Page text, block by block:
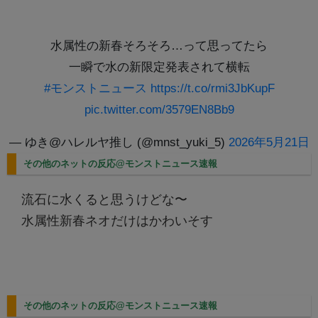
水属性の新春そろそろ…って思ってたら
一瞬で水の新限定発表されて横転
#モンストニュース https://t.co/rmi3JbKupF
pic.twitter.com/3579EN8Bb9
— ゆき@ハレルヤ推し (@mnst_yuki_5) 2026年5月21日
その他のネットの反応@モンストニュース速報
流石に水くると思うけどな〜
水属性新春ネオだけはかわいそす
その他のネットの反応@モンストニュース速報